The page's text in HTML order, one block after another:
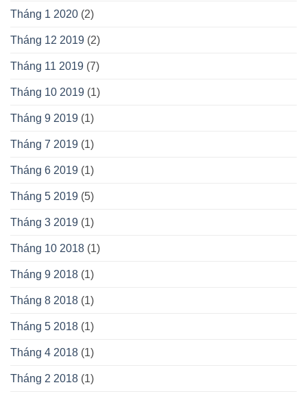
Tháng 1 2020 (2)
Tháng 12 2019 (2)
Tháng 11 2019 (7)
Tháng 10 2019 (1)
Tháng 9 2019 (1)
Tháng 7 2019 (1)
Tháng 6 2019 (1)
Tháng 5 2019 (5)
Tháng 3 2019 (1)
Tháng 10 2018 (1)
Tháng 9 2018 (1)
Tháng 8 2018 (1)
Tháng 5 2018 (1)
Tháng 4 2018 (1)
Tháng 2 2018 (1)